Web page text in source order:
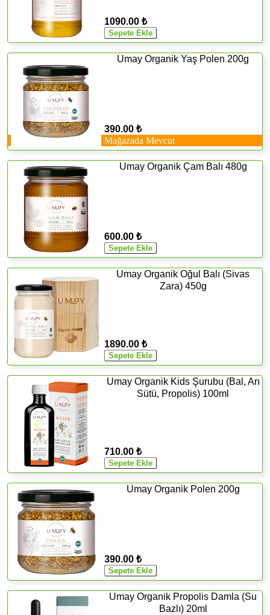
1090.00 ₺
Umay Organik Yaş Polen 200g
390.00 ₺
Mağazada Mevcut
Umay Organik Çam Balı 480g
600.00 ₺
Umay Organik Oğul Balı (Sivas
Zara) 450g
1890.00 ₺
Umay Organik Kids Şurubu (Bal, Arı
Sütü, Propolis) 100ml
710.00 ₺
Umay Organik Polen 200g
390.00 ₺
Umay Organik Propolis Damla (Su
Bazlı) 20ml